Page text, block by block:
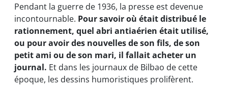
Pendant la guerre de 1936, la presse est devenue
incontournable. Pour savoir où était distribué le
rationnement, quel abri antiaérien était utilisé,
ou pour avoir des nouvelles de son fils, de son
petit ami ou de son mari, il fallait acheter un
journal. Et dans les journaux de Bilbao de cette
époque, les dessins humoristiques prolifèrent.